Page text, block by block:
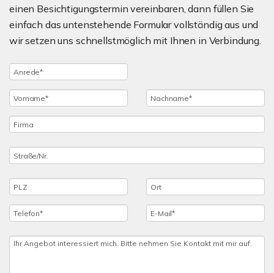
einen Besichtigungstermin vereinbaren, dann füllen Sie
einfach das untenstehende Formular vollständig aus und
wir setzen uns schnellstmöglich mit Ihnen in Verbindung.